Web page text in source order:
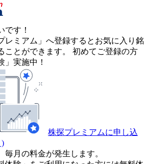
です！
レミアム」へ登録するとお気に入り銘
ことができます。 初めてご登録の方
」実施中！
株探プレミアムに申し込
)
月の料金が発生します。